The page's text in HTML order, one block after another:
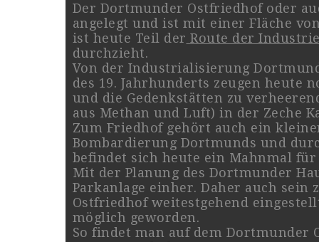
Der Dortmunder Ostfriedhof oder
angelegt und ist mit einer Fläche
ist heute Teil der Route der
durchzieht.
Von der Industrialisierung
des 19. Jahrhunderts zeugen heute
und die Gedenkstätten zu
aus Methan und Luft) in der Zeche
Zum Friedhof gehört auch ein
Bombardierung Dortmunds und
befindet sich heute ein Mahnmal für
Mit der Planung des Dortmunder
Parkanlage einher. Daher auch sein
Ostfriedhof weitestgehend
möglich geworden.
So findet man auf dem Dortmunder